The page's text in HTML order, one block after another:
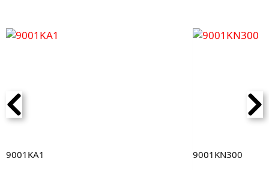
9001KA1 9001KN300